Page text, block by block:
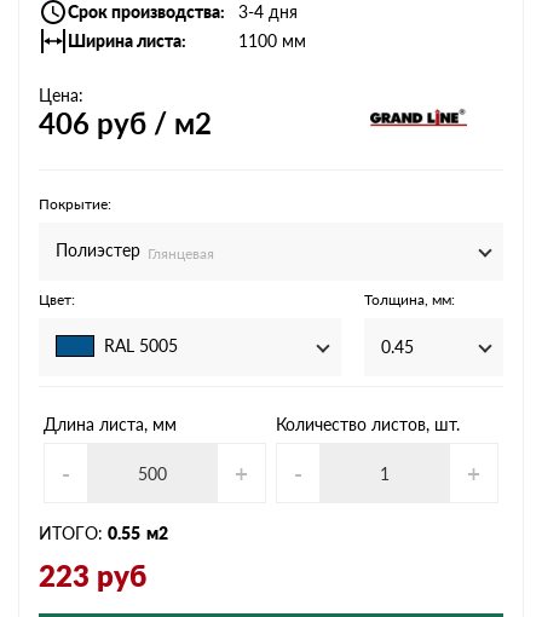
Срок производства
3-4 дня
Ширина листа
1100 мм
Цена:
406 руб / м2
Покрытие:
Полиэстер Глянцевая
Цвет:
RAL 5005
Толщина, мм:
0.45
Длина листа, мм
- +
Количество листов, шт.
- +
ИТОГО: 0.55 м2
223 руб